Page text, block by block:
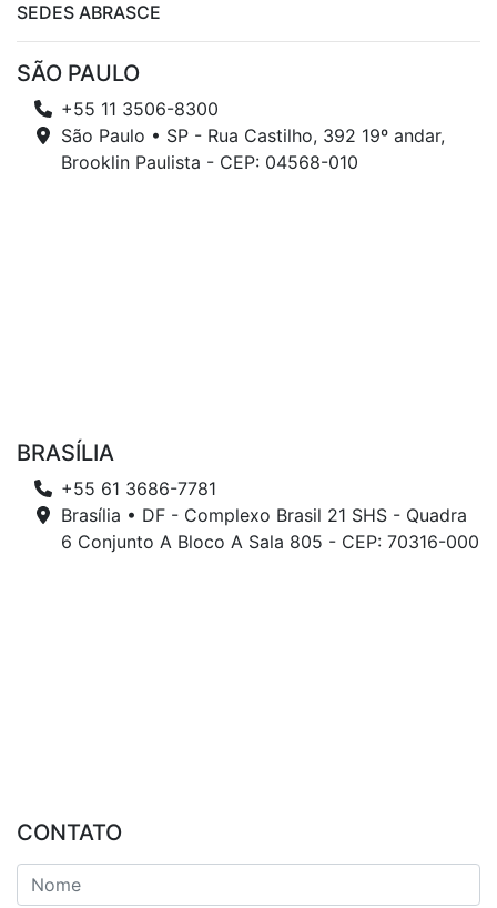
SEDES ABRASCE
SÃO PAULO
+55 11 3506-8300
São Paulo • SP - Rua Castilho, 392 19º andar,
Brooklin Paulista - CEP: 04568-010
BRASÍLIA
+55 61 3686-7781
Brasília • DF - Complexo Brasil 21 SHS - Quadra
6 Conjunto A Bloco A Sala 805 - CEP: 70316-000
CONTATO